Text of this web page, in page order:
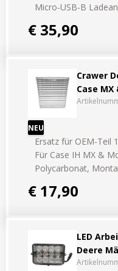
LED
Sonstiges
FAQs – Häufig gestellte
Über uns
Agrarled Blog
Kontakt
+49 (0) 3222 1851714
LED
Sonstiges
Alle anzeigen
Micro-USB-B
€ 35,90
Crawer
Case
NEU
Ersatz für OEM-Teil
Für Case IH MX &
Polycarbonat,
€ 17,90
LED
Deere